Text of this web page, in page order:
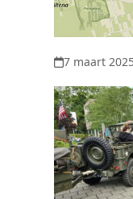
7 maart